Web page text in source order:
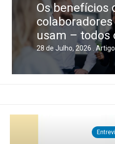
Os benefícios
usam – todos
28 de Julho, 2026 .